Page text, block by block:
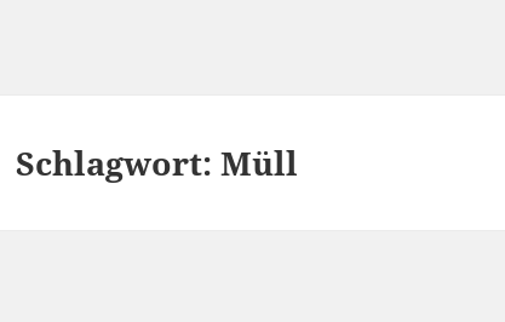
Schlagwort:Müll